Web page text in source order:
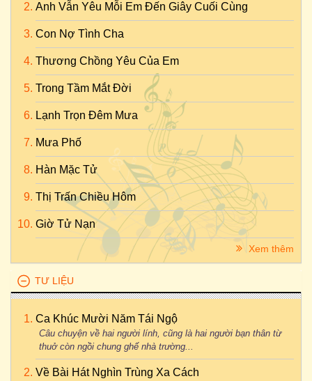
Anh Vẫn Yêu Mỗi Em Đến Giây Cuối Cùng
Con Nợ Tình Cha
Thương Chồng Yêu Của Em
Trong Tầm Mắt Đời
Lạnh Trọn Đêm Mưa
Mưa Phố
Hàn Mặc Tử
Thị Trấn Chiều Hôm
Giờ Tử Nạn
Xem thêm
TƯ LIỆU
Ca Khúc Mười Năm Tái Ngộ
Câu chuyện về hai người lính, cũng là hai người bạn thân từ
thuở còn ngồi chung ghế nhà trường...
Về Bài Hát Nghìn Trùng Xa Cách